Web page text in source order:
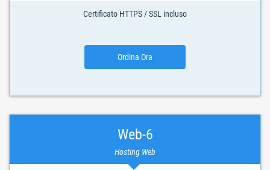
Certificato HTTPS / SSL incluso
Ordina Ora
Web-6
Hosting Web